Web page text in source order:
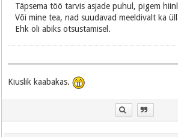
Täpsema töö tarvis asjade puhul, pigem
Või mine tea, nad suudavad meeldivalt ka
Ehk oli abiks otsustamisel.
Kiuslik kaabakas.